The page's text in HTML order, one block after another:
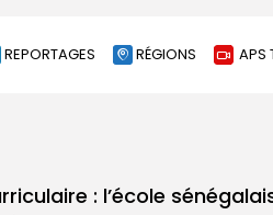
REPORTAGES RÉGIONS APS
: l’école